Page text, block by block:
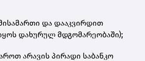
და დააკვირდით
დახურულ მდგომარეობაში);
არავის პირადი საბანკო